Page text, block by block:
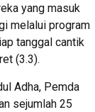
yang masuk
melalui program
tanggal cantik
(3.3).
Adha, Pemda
sejumlah 25